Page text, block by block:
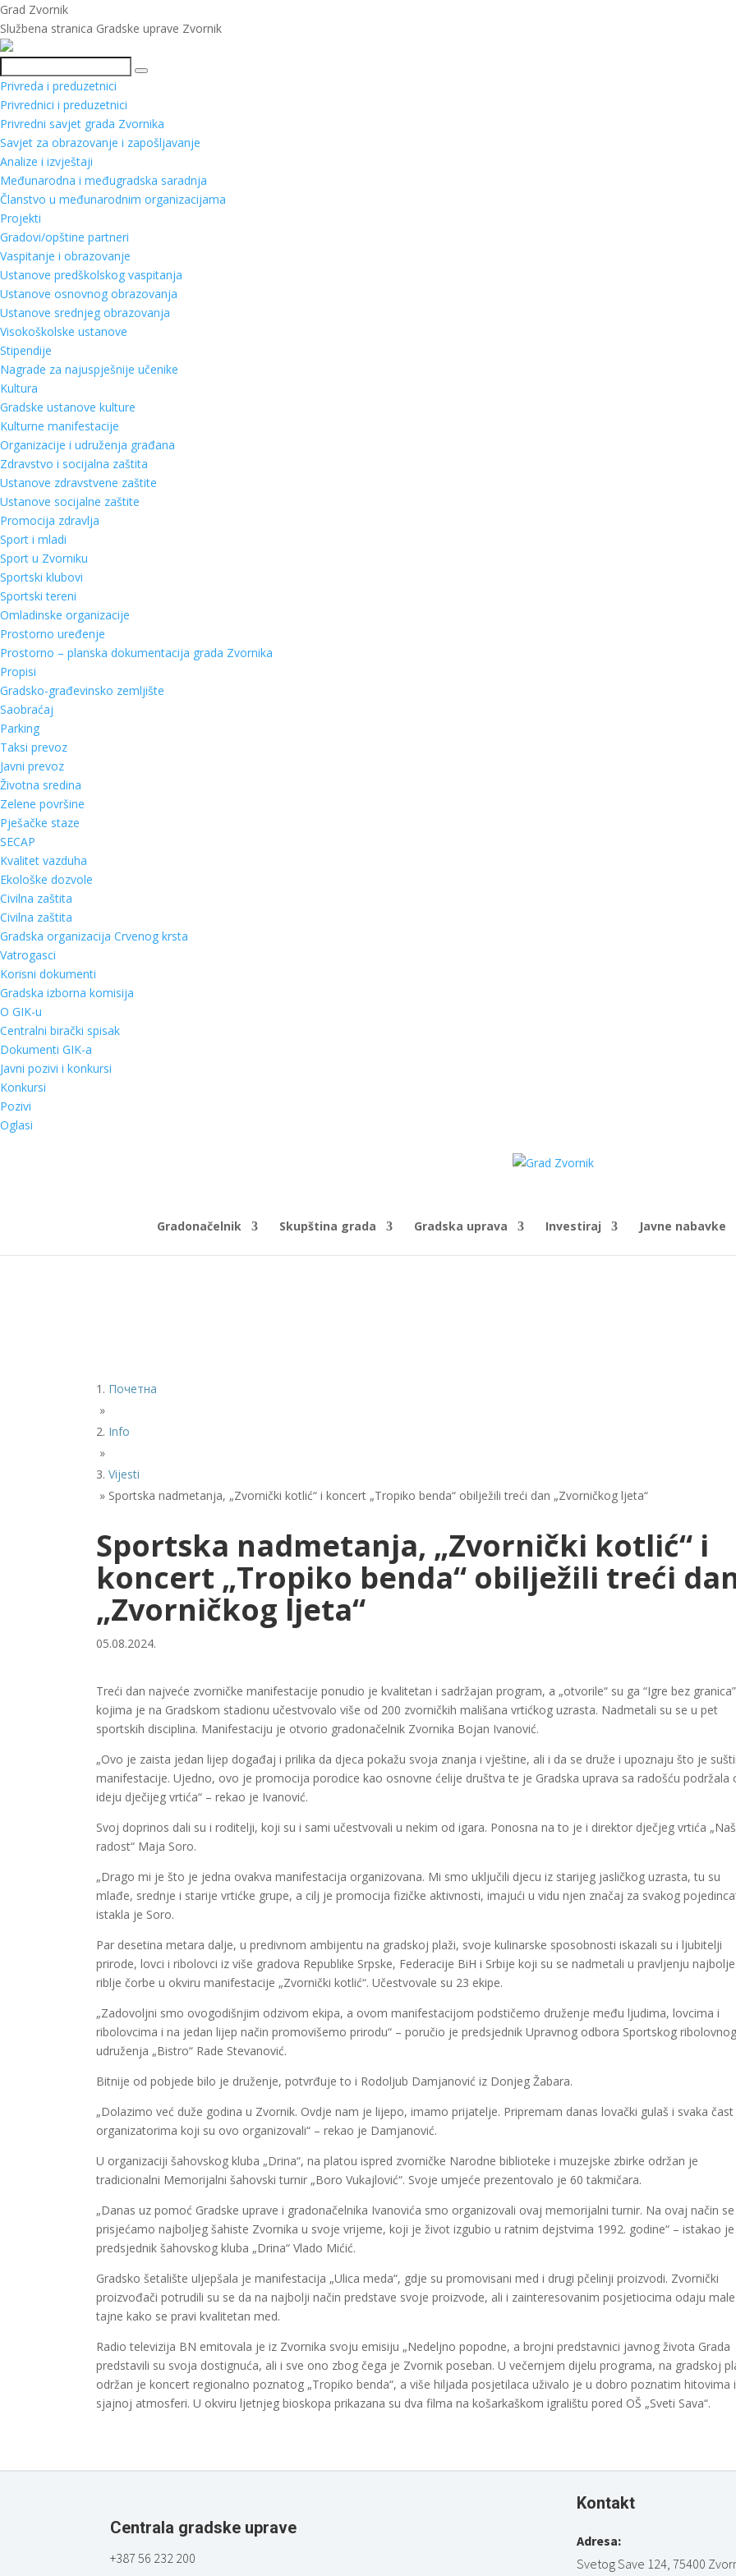
Grad Zvornik
Službena stranica Gradske uprave Zvornik
Pretraga
Privreda i preduzetnici
Privrednici i preduzetnici
Privredni savjet grada Zvornika
Savjet za obrazovanje i zapošljavanje
Analize i izvještaji
Međunarodna i međugradska saradnja
Članstvo u međunarodnim organizacijama
Projekti
Gradovi/opštine partneri
Vaspitanje i obrazovanje
Ustanove predškolskog vaspitanja
Ustanove osnovnog obrazovanja
Ustanove srednjeg obrazovanja
Visokoškolske ustanove
Stipendije
Nagrade za najuspješnije učenike
Kultura
Gradske ustanove kulture
Kulturne manifestacije
Organizacije i udruženja građana
Zdravstvo i socijalna zaštita
Ustanove zdravstvene zaštite
Ustanove socijalne zaštite
Promocija zdravlja
Sport i mladi
Sport u Zvorniku
Sportski klubovi
Sportski tereni
Omladinske organizacije
Prostorno uređenje
Prostorno – planska dokumentacija grada Zvornika
Propisi
Gradsko-građevinsko zemljište
Saobraćaj
Parking
Taksi prevoz
Javni prevoz
Životna sredina
Zelene površine
Pješačke staze
SECAP
Kvalitet vazduha
Ekološke dozvole
Civilna zaštita
Civilna zaštita
Gradska organizacija Crvenog krsta
Vatrogasci
Korisni dokumenti
Gradska izborna komisija
O GIK-u
Centralni birački spisak
Dokumenti GIK-a
Javni pozivi i konkursi
Konkursi
Pozivi
Oglasi
Gradonačelnik Skupština grada Gradska uprava Investiraj Javne nabavke
Почетна
»
Info
»
Vijesti
» Sportska nadmetanja, „Zvornički kotlić“ i koncert „Tropiko benda“ obilježili treći dan „Zvorničkog ljeta“
Sportska nadmetanja, „Zvornički kotlić“ i
koncert „Tropiko benda“ obilježili treći
„Zvorničkog ljeta“
05.08.2024.
Treći dan najveće zvorničke manifestacije ponudio je kvalitetan i sadržajan program, a „otvorile“ su ga “Igre bez
kojima je na Gradskom stadionu učestvovalo više od 200 zvorničkih mališana vrtićkog uzrasta. Nadmetali su se u pet
sportskih disciplina. Manifestaciju je otvorio gradonačelnik Zvornika Bojan Ivanović.
„Ovo je zaista jedan lijep događaj i prilika da djeca pokažu svoja znanja i vještine, ali i da se druže i upoznaju što je
manifestacije. Ujedno, ovo je promocija porodice kao osnovne ćelije društva te je Gradska uprava sa radošću podržala
ideju dječijeg vrtića“ – rekao je Ivanović.
Svoj doprinos dali su i roditelji, koji su i sami učestvovali u nekim od igara. Ponosna na to je i direktor dječjeg vrtića
radost“ Maja Soro.
„Drago mi je što je jedna ovakva manifestacija organizovana. Mi smo uključili djecu iz starijeg jasličkog uzrasta, tu su
mlađe, srednje i starije vrtićke grupe, a cilj je promocija fizičke aktivnosti, imajući u vidu njen značaj za svakog
istakla je Soro.
Par desetina metara dalje, u predivnom ambijentu na gradskoj plaži, svoje kulinarske sposobnosti iskazali su i ljubitelji
prirode, lovci i ribolovci iz više gradova Republike Srpske, Federacije BiH i Srbije koji su se nadmetali u pravljenju najbolje
riblje čorbe u okviru manifestacije „Zvornički kotlić“. Učestvovale su 23 ekipe.
„Zadovoljni smo ovogodišnjim odzivom ekipa, a ovom manifestacijom podstičemo druženje među ljudima, lovcima i
ribolovcima i na jedan lijep način promovišemo prirodu“ – poručio je predsjednik Upravnog odbora Sportskog ribolovnog
udruženja „Bistro“ Rade Stevanović.
Bitnije od pobjede bilo je druženje, potvrđuje to i Rodoljub Damjanović iz Donjeg Žabara.
„Dolazimo već duže godina u Zvornik. Ovdje nam je lijepo, imamo prijatelje. Pripremam danas lovački gulaš i svaka čast
organizatorima koji su ovo organizovali“ – rekao je Damjanović.
U organizaciji šahovskog kluba „Drina“, na platou ispred zvorničke Narodne biblioteke i muzejske zbirke održan je
tradicionalni Memorijalni šahovski turnir „Boro Vukajlović“. Svoje umjeće prezentovalo je 60 takmičara.
„Danas uz pomoć Gradske uprave i gradonačelnika Ivanovića smo organizovali ovaj memorijalni turnir. Na ovaj način se
prisjećamo najboljeg šahiste Zvornika u svoje vrijeme, koji je život izgubio u ratnim dejstvima 1992. godine“ – istakao je
predsjednik šahovskog kluba „Drina“ Vlado Mićić.
Gradsko šetalište uljepšala je manifestacija „Ulica meda“, gdje su promovisani med i drugi pčelinji proizvodi. Zvornički
proizvođači potrudili su se da na najbolji način predstave svoje proizvode, ali i zainteresovanim posjetiocima odaju male
tajne kako se pravi kvalitetan med.
Radio televizija BN emitovala je iz Zvornika svoju emisiju „Nedeljno popodne, a brojni predstavnici javnog života Grada
predstavili su svoja dostignuća, ali i sve ono zbog čega je Zvornik poseban. U večernjem dijelu programa, na gradskoj
održan je koncert regionalno poznatog „Tropiko benda“, a više hiljada posjetilaca uživalo je u dobro poznatim hitovima i
sjajnoj atmosferi. U okviru ljetnjeg bioskopa prikazana su dva filma na košarkaškom igralištu pored OŠ „Sveti Sava“.
Centrala gradske uprave
+387 56 232 200
Kontakt
Adresa:
Svetog Save 124, 75400